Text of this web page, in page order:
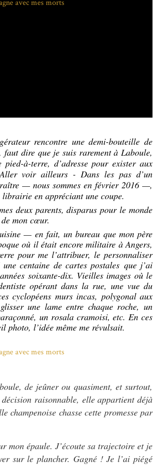
rencontre une demi-bouteille de
faut dire que je suis rarement à Laboule,
à-terre, d’adresse pour exister aux
voir ailleurs - Dans les pas d’un
— nous sommes en février 2016 —,
en appréciant une coupe.
deux parents, disparus pour le monde
mon cœur.
— en fait, un bureau que mon père
où il était encore militaire à Angers,
pour me l’attribuer, le personnaliser
centaine de cartes postales que j’ai
soixante-dix. Vieilles images où le
opérant dans la rue, une vue du
cyclopéens murs incas, polygonal aux
une lame entre chaque roche, un
un rosala cramoisi, etc. En ces
photo, l’idée même me révulsait.
de jeûner ou quasiment, et surtout,
raisonnable, elle appartient déjà
champenoise chasse cette promesse par
mon épaule. J’écoute sa trajectoire et je
sur le plancher. Gagné ! Je l’ai piégé